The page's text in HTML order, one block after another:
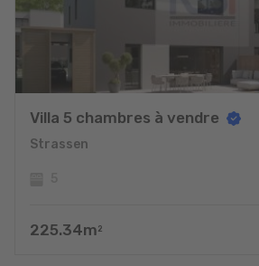
Villa 5 chambres à vendre
Strassen
225.34m 2